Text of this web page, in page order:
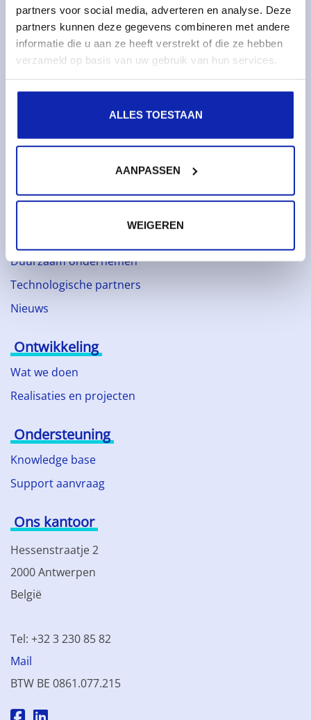
partners voor social media, adverteren en analyse. Deze
partners kunnen deze gegevens combineren met andere
informatie die u aan ze heeft verstrekt of die ze hebben
verzameld op basis van uw gebruik van hun services.
ALLES TOESTAAN
AANPASSEN
WEIGEREN
Monitoring & metrics
Cloud servers
Cloudopslag
SSL certificaten
Duurzaam ondernemen
Technologische partners
Nieuws
Ontwikkeling
Wat we doen
Realisaties en projecten
Ondersteuning
Knowledge base
Support aanvraag
Ons kantoor
Hessenstraatje 2
2000 Antwerpen
België
Tel: +32 3 230 85 82
Mail
BTW BE 0861.077.215